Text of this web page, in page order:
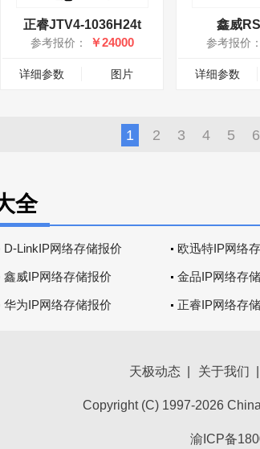
正睿JTV4-1036H24t
参考报价： ￥24000
详细参数 图片
鑫威
参考报价：
详细参数
1 2 3 4 5 6
全
D-LinkIP网络存储报价 欧迅特IP网络
鑫威IP网络存储报价 金品IP网络存
华为IP网络存储报价 正睿IP网络存
天极动态 关于我们
Copyright (C) 1997-2026
渝ICP备